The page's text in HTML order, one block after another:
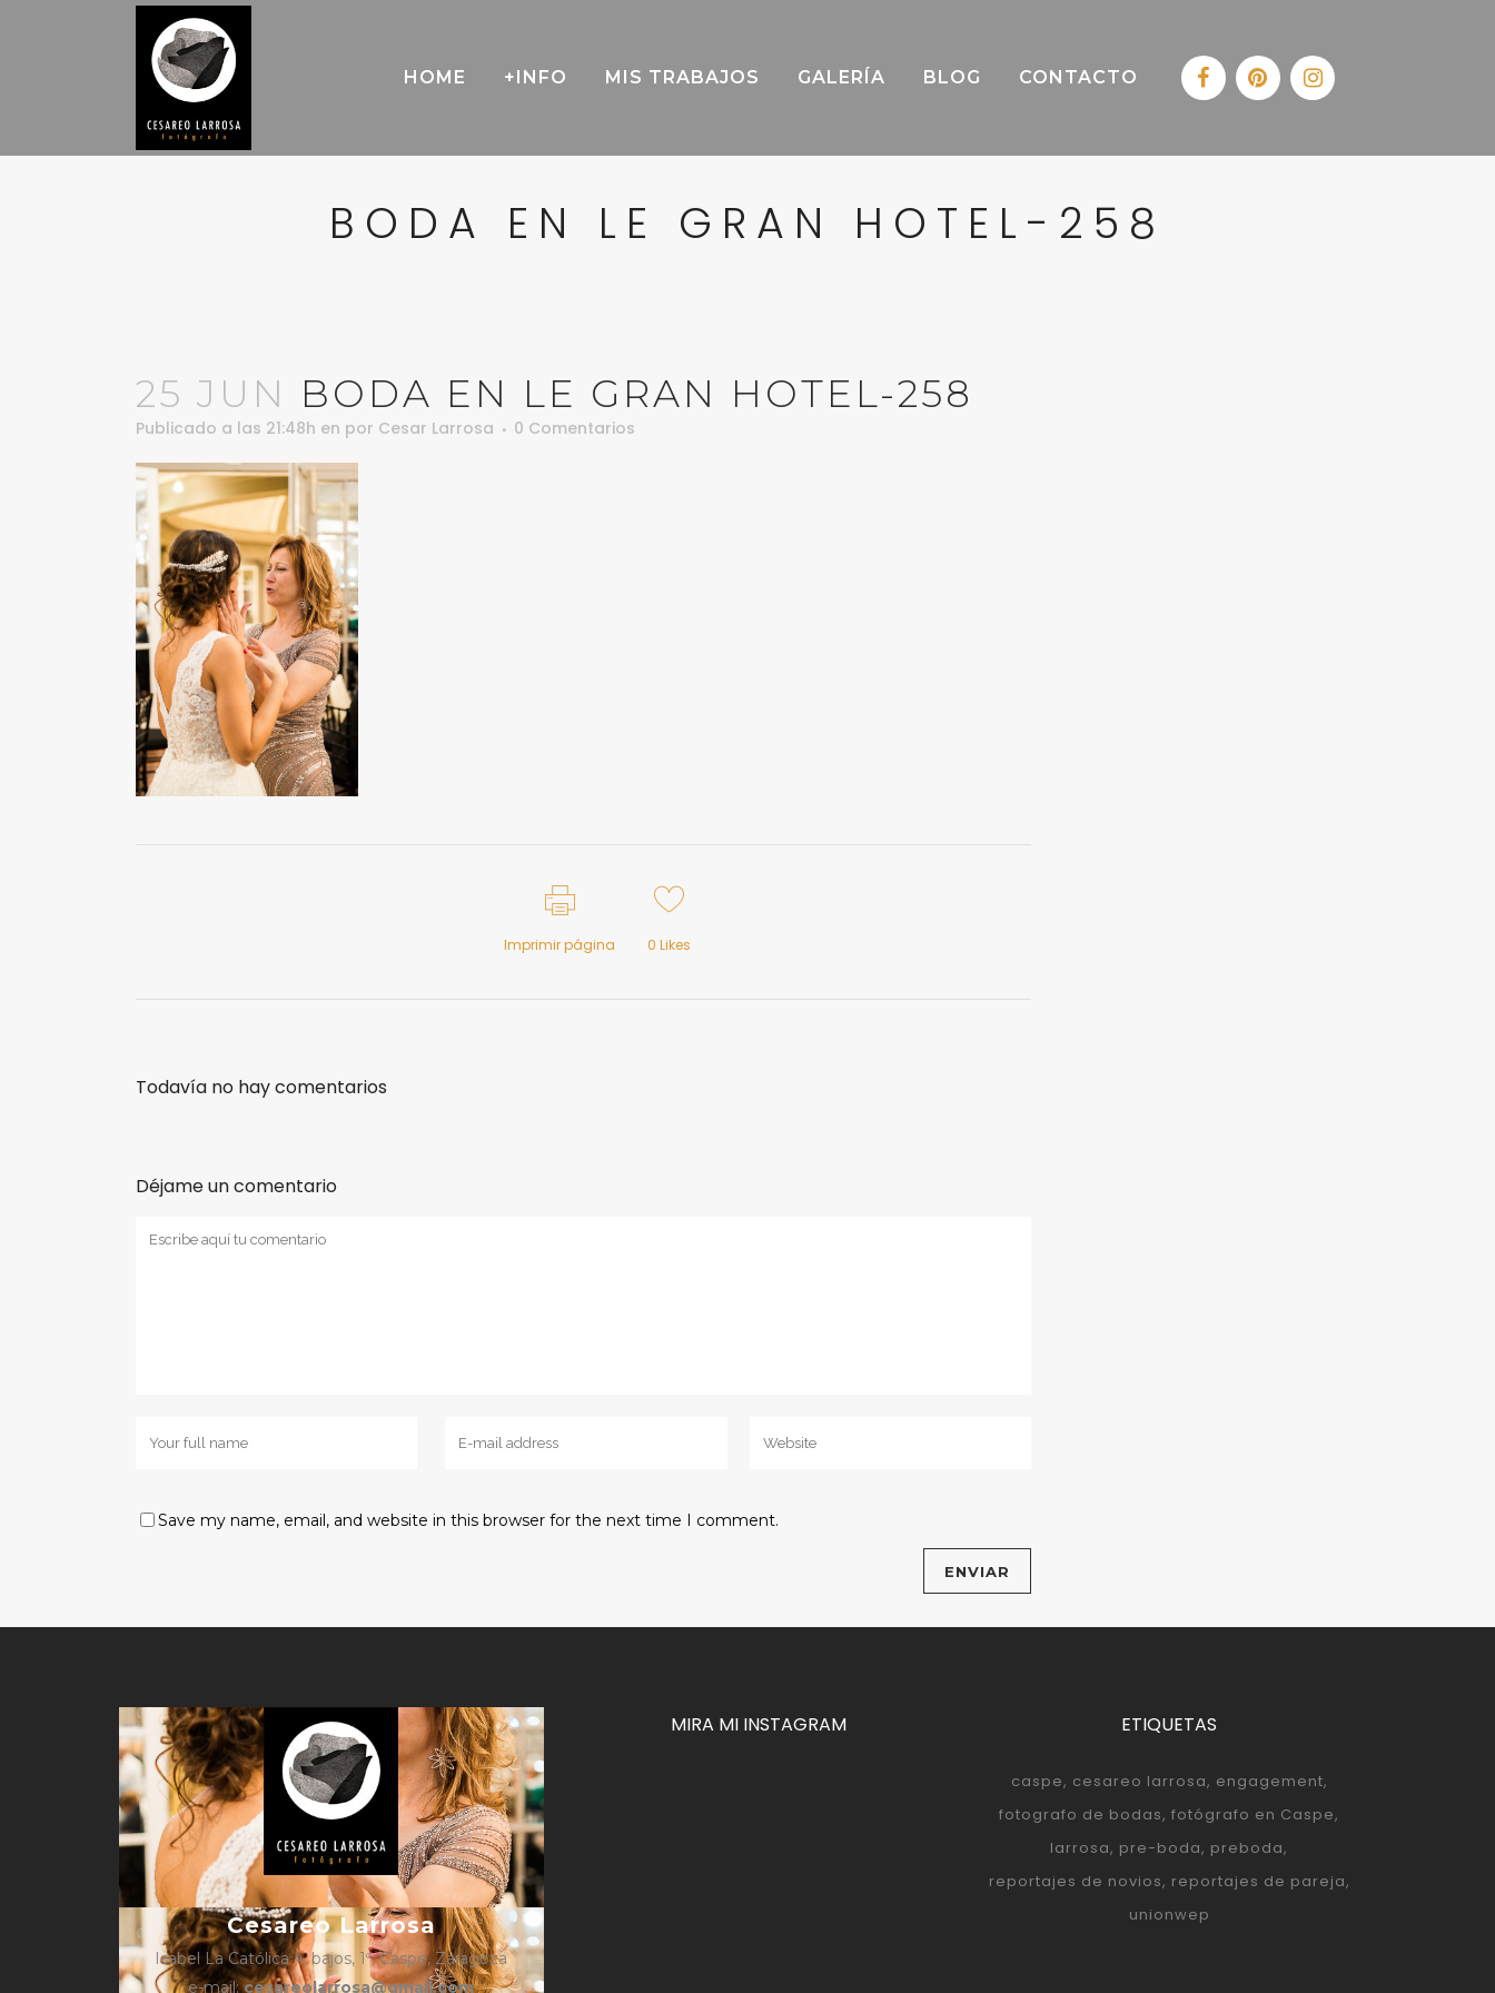
HOME +INFO MIS TRABAJOS GALERÍA BLOG CONTACTO
BODA EN LE GRAN HOTEL-258
25 JUN BODA EN LE GRAN HOTEL-258
Publicado a las 21:48h en por Cesar Larrosa 0 Comentarios
Imprimir página 0 Likes
Todavía no hay comentarios
Déjame un comentario
Save my name, email, and website in this browser for the next time I comment.
Cesareo Larrosa
Isabel La Católica 4, bajos, 1º, Caspe, Zaragoza
e-mail:cesareolarrosa@gmail.com
MIRA MI INSTAGRAM ETIQUETAS
caspe cesareo larrosa engagement
fotografo de bodas fotógrafo en Caspe
larrosa pre-boda preboda
reportajes de novios reportajes de pareja
unionwep